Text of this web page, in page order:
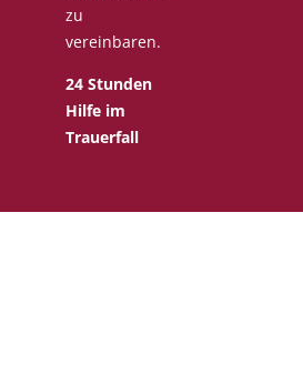
zu
vereinbaren.
24 Stunden
Hilfe im
Trauerfall